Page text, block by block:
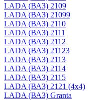
LADA (ВАЗ) 2109
LADA (ВАЗ) 21099
LADA (ВАЗ) 2110
LADA (ВАЗ) 2111
LADA (ВАЗ) 2112
LADA (ВАЗ) 21123
LADA (ВАЗ) 2113
LADA (ВАЗ) 2114
LADA (ВАЗ) 2115
LADA (ВАЗ) 2121 (4x4)
LADA (ВАЗ) Granta